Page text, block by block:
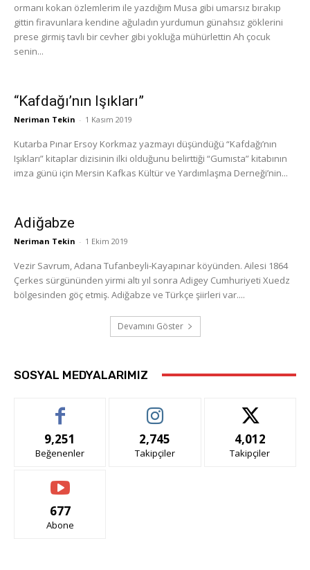
ormanı kokan özlemlerim ile yazdığım Musa gibi umarsız bırakıp
gittin firavunlara kendine ağuladın yurdumun günahsız göklerini
prese girmiş tavlı bir cevher gibi yokluğa mühürlettin Ah çocuk
senin...
“Kafdağı’nın Işıkları”
Neriman Tekin - 1 Kasım 2019
Kutarba Pınar Ersoy Korkmaz yazmayı düşündüğü “Kafdağı’nın
Işıkları” kitaplar dizisinin ilki olduğunu belirttiği “Gumısta” kitabının
imza günü için Mersin Kafkas Kültür ve Yardımlaşma Derneği’nin...
Adiğabze
Neriman Tekin - 1 Ekim 2019
Vezir Savrum, Adana Tufanbeyli-Kayapınar köyünden. Ailesi 1864
Çerkes sürgününden yirmi altı yıl sonra Adigey Cumhuriyeti Xuedz
bölgesinden göç etmiş. Adiğabze ve Türkçe şiirleri var....
Devamını Göster
SOSYAL MEDYALARIMIZ
9,251
Beğenenler
2,745
Takipçiler
4,012
Takipçiler
677
Abone